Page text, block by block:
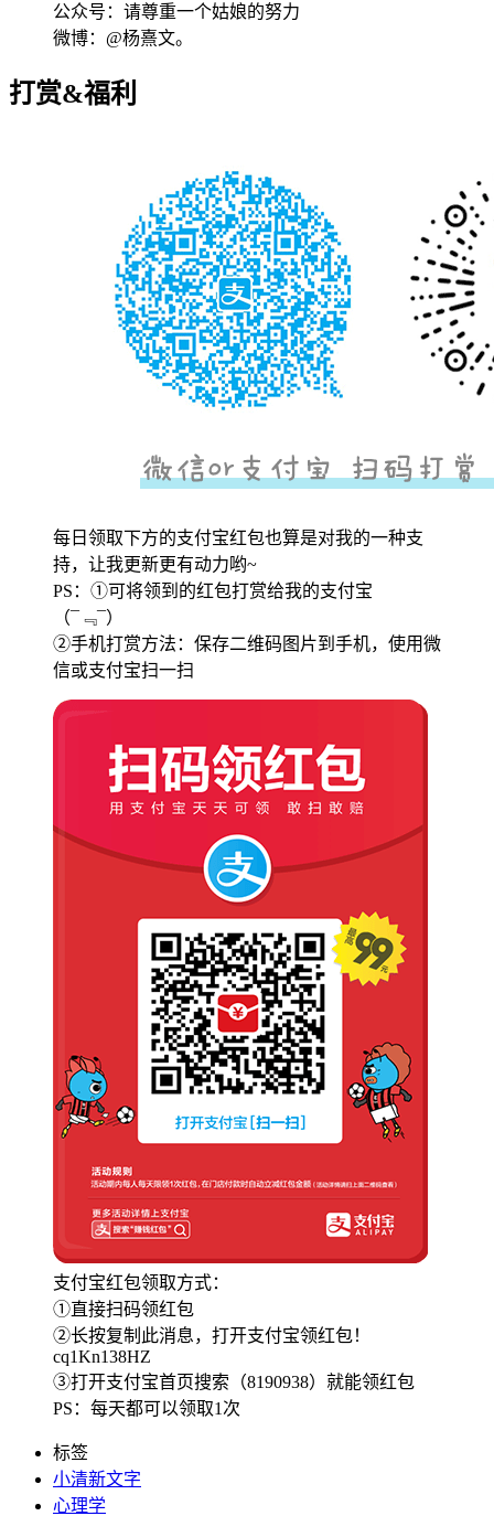
公众号：请尊重一个姑娘的努力
微博：@杨熹文。
打赏&福利
每日领取下方的支付宝红包也算是对我的一种支
持，让我更新更有动力哟~
PS：①可将领到的红包打赏给我的支付宝
（¯﹃¯）
②手机打赏方法：保存二维码图片到手机，使用微
信或支付宝扫一扫
支付宝红包领取方式：
①直接扫码领红包
②长按复制此消息，打开支付宝领红包！
cq1Kn138HZ
③打开支付宝首页搜索（8190938）就能领红包
PS：每天都可以领取1次
标签
小清新文字
心理学